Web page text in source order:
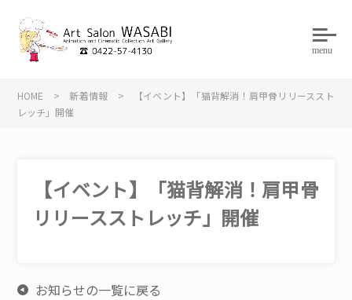
menu
HOME >新着情報 >
【イベント】「猫背解消！肩甲骨リリーススト
レッチ」開催
【イベント】「猫背解消！肩甲骨
リリースストレッチ」開催
お知らせの一覧に戻る